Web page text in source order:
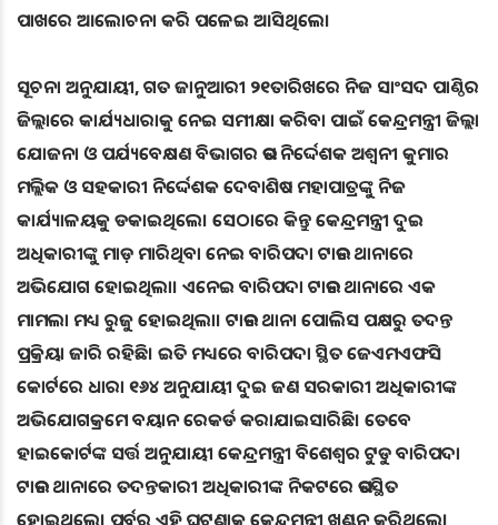
ପାଖରେ ଆଲୋଚନା କରି ପଳେଇ ଆସିଥିଲେ।
ସୂଚନା ଅନୁଯାୟୀ, ଗତ ଜାନୁଆରୀ ୨୧ତାରିଖରେ ନିଜ ସାଂସଦ ପାଣ୍ଠିର
ଜିଲ୍ଲାରେ କାର୍ଯ୍ୟଧାରାକୁ ନେଇ ସମୀକ୍ଷା କରିବା ପାଇଁ କେନ୍ଦ୍ରମନ୍ତ୍ରୀ ଜିଲ୍ଲା
ଯୋଜନା ଓ ପର୍ଯ୍ୟବେକ୍ଷଣ ବିଭାଗର ଉପ ନିର୍ଦ୍ଦେଶକ ଅଶ୍ଵନୀ କୁମାର
ମଲ୍ଲିକ ଓ ସହକାରୀ ନିର୍ଦ୍ଦେଶକ ଦେବାଶିଷ ମହାପାତ୍ରଙ୍କୁ ନିଜ
କାର୍ଯ୍ୟାଳୟକୁ ଡକାଇଥିଲେ। ସେଠାରେ କିନ୍ତୁ କେନ୍ଦ୍ରମନ୍ତ୍ରୀ ଦୁଇ
ଅଧିକାରୀଙ୍କୁ ମାଡ଼ ମାରିଥିବା ନେଇ ବାରିପଦା ଟାଉନ ଥାନାରେ
ଅଭିଯୋଗ ହୋଇଥିଲା। ଏନେଇ ବାରିପଦା ଟାଉନ ଥାନାରେ ଏକ
ମାମଲା ମଧ୍ୟ ରୁଜୁ ହୋଇଥିଲା। ଟାଉନ ଥାନା ପୋଲିସ ପକ୍ଷରୁ ତଦନ୍ତ
ପ୍ରକ୍ରିୟା ଜାରି ରହିଛି। ଇତି ମଧ୍ୟରେ ବାରିପଦା ସ୍ଥିତ ଜେଏମଏଫସି
କୋର୍ଟରେ ଧାରା ୧୬୪ ଅନୁଯାୟୀ ଦୁଇ ଜଣ ସରକାରୀ ଅଧିକାରୀଙ୍କ
ଅଭିଯୋଗକ୍ରମେ ବୟାନ ରେକର୍ଡ କରାଯାଇସାରିଛି। ତେବେ
ହାଇକୋର୍ଟଙ୍କ ସର୍ତ୍ତ ଅନୁଯାୟୀ କେନ୍ଦ୍ରମନ୍ତ୍ରୀ ବିଶେଶ୍ୱର ଟୁଡୁ ବାରିପଦା
ଟାଉନ ଥାନାରେ ତଦନ୍ତକାରୀ ଅଧିକାରୀଙ୍କ ନିକଟରେ ଉପସ୍ଥିତ
ହୋଇଥିଲେ। ପୂର୍ବରୁ ଏହି ଘଟଣାକୁ କେନ୍ଦ୍ରମନ୍ତ୍ରୀ ଖଣ୍ଡନ କରିଥଲେ।